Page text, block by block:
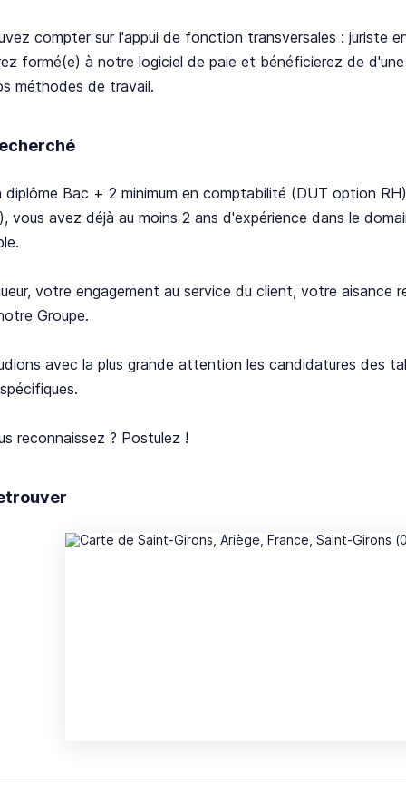
compter sur l'appui de fonction transversales : juriste
formé(e) à notre logiciel de paie et bénéficierez de
méthodes de travail.
diplôme Bac + 2 minimum en comptabilité (DUT option
vous avez déjà au moins 2 ans d'expérience dans le
votre engagement au service du client, votre aisance
Groupe.
avec la plus grande attention les candidatures des
reconnaissez ? Postulez !